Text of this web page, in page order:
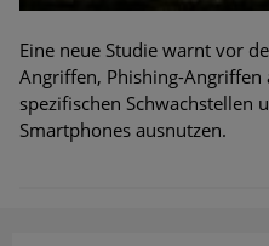
Eine neue Studie warnt vor
Angriffen, Phishing-
spezifischen Schwachstellen
Smartphones ausnutzen.